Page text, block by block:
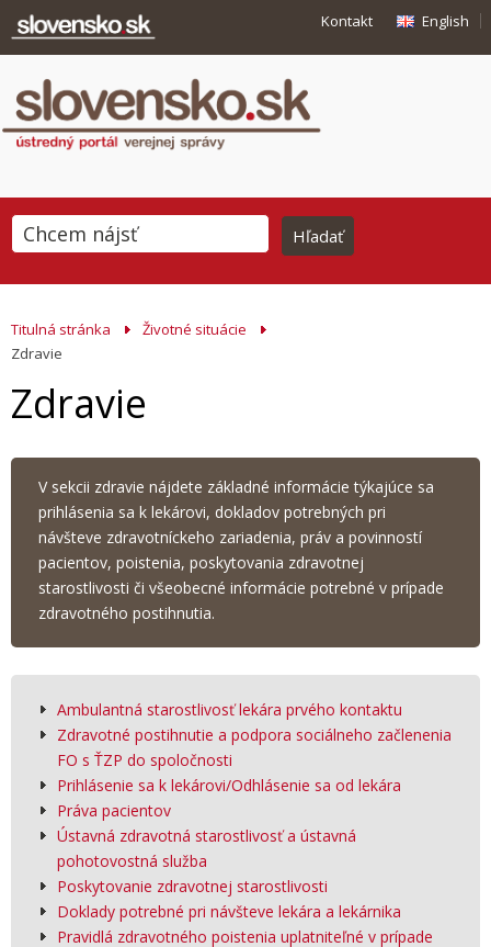
Kontakt English
Titulná stránka
Životné situácie
Zdravie
Zdravie
V sekcii zdravie nájdete základné informácie týkajúce sa
prihlásenia sa k lekárovi, dokladov potrebných pri
návšteve zdravotníckeho zariadenia, práv a povinností
pacientov, poistenia, poskytovania zdravotnej
starostlivosti či všeobecné informácie potrebné v prípade
zdravotného postihnutia.
Ambulantná starostlivosť lekára prvého kontaktu
Zdravotné postihnutie a podpora sociálneho začlenenia
FO s ŤZP do spoločnosti
Prihlásenie sa k lekárovi/Odhlásenie sa od lekára
Práva pacientov
Ústavná zdravotná starostlivosť a ústavná
pohotovostná služba
Poskytovanie zdravotnej starostlivosti
Doklady potrebné pri návšteve lekára a lekárnika
Pravidlá zdravotného poistenia uplatniteľné v prípade